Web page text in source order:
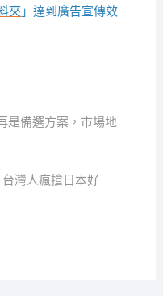
夾」達到廣告宣傳效
是備選方案，市場地
灣人瘋搶日本好